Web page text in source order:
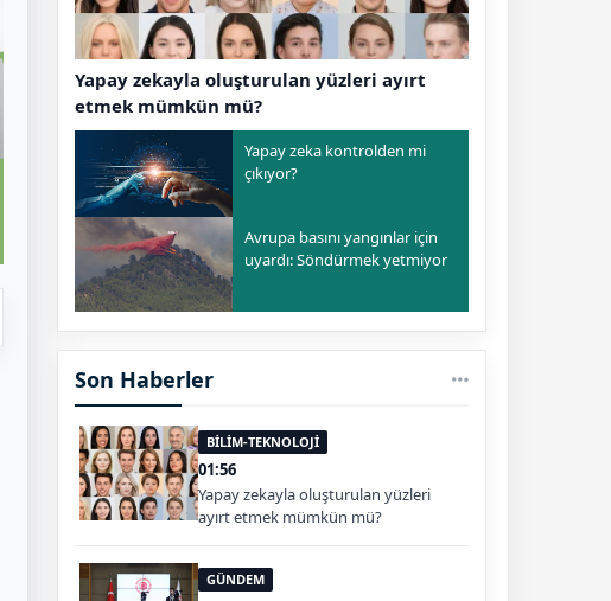
Yapay zekayla oluşturulan yüzleri ayırt
etmek mümkün mü?
Yapay zeka kontrolden mi
çıkıyor?
Avrupa basını yangınlar için
uyardı: Söndürmek yetmiyor
Son Haberler
BİLİM-TEKNOLOJİ
01:56
Yapay zekayla oluşturulan yüzleri
ayırt etmek mümkün mü?
GÜNDEM